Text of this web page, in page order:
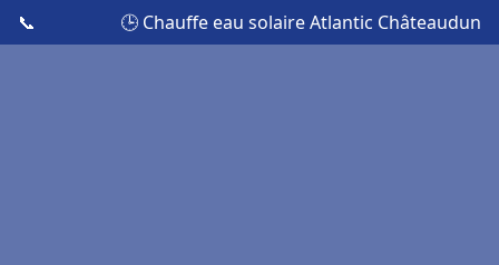
📞 🕒 Chauffe eau solaire Atlantic Châteaudun